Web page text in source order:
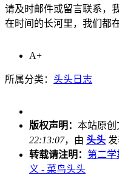
请及时邮件或留言联系，
在时间的长河里，我们都
A+
所属分类： 头头日志
版权声明： 本站原创
22:13:07，由 头头
转载请注明： 第二
义 - 菜鸟头头